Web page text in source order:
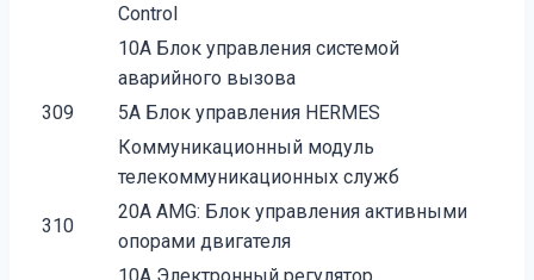
Control
309
10A Блок управления системой
аварийного вызова
5A Блок управления HERMES
Коммуникационный модуль
телекоммуникационных служб
310
20A AMG: Блок управления активными
опорами двигателя